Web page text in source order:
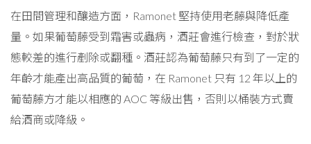
在田間管理和釀造方面，Ramonet 堅持使用老藤與降低產
量。如果葡萄藤受到霜害或蟲病，酒莊會進行檢查，對於狀
態較差的進行剷除或翻種。酒莊認為葡萄藤只有到了一定的
年齡才能產出高品質的葡萄，在 Ramonet 只有 12 年以上的
葡萄藤方才能以相應的 AOC 等級出售，否則以桶裝方式賣
給酒商或降級。